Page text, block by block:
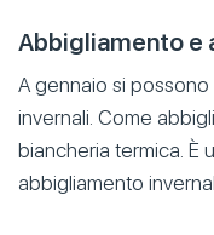
Abbigliamento e
A gennaio si
invernali. Come
biancheria termica. È
abbigliamento